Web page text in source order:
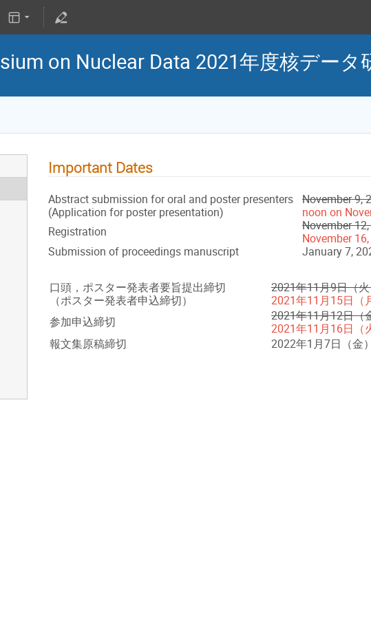
on Nuclear Data 2021年度核データ
Important Dates
Abstract submission for oral and poster presenters
(Application for poster presentation)
November 9,
noon on
Registration
November
November
Submission of proceedings manuscript
January 7,
口頭，ポスター発表者要旨提出締切
（ポスター発表者申込締切）
2021年11月9日（
2021年11月15日（
参加申込締切
2021年11月12日（
2021年11月16日（
報文集原稿締切
2022年1月7日（金）